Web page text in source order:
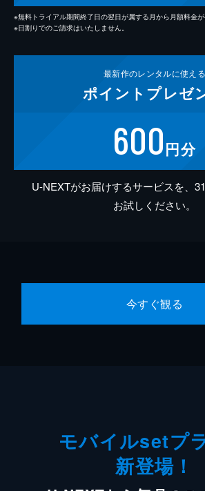
※無料トライアル期間終了日の翌日が属する月から月額料金が
※日割りでのご請求はいたしません。
最新作のレンタルに使える
ポイント プレゼ
600円分
U-NEXTがお届けするサービスを、
お試しください。
今すぐ観る
モバイルsetプ
新登場！